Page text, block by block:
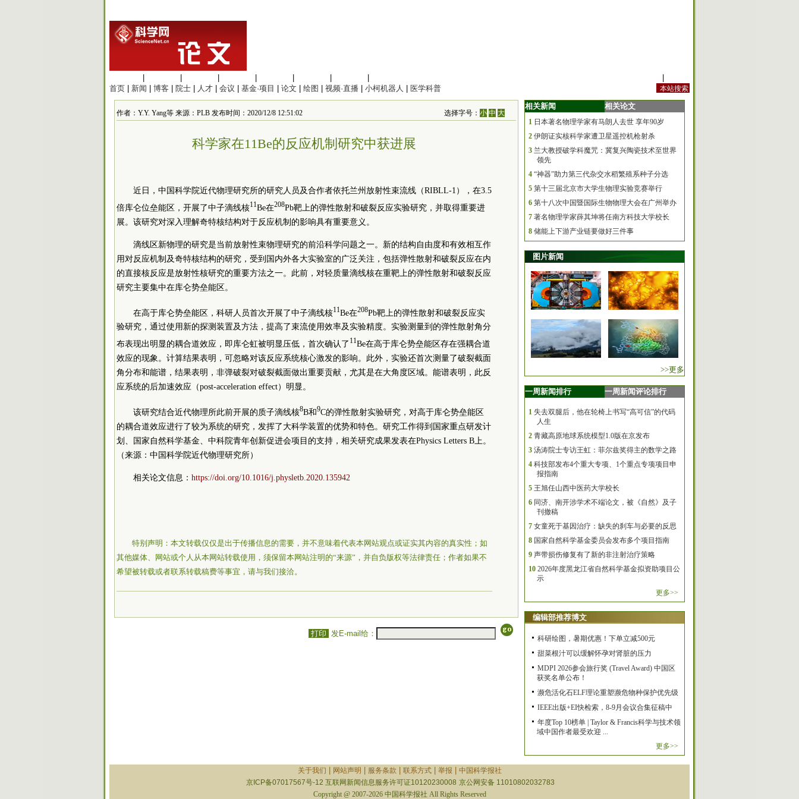
首页
新闻 博客 院士 人才 会议 基金·项目 论文 绘图 视频·直播 小柯机器人 医学科普
作者：Y.Y. Yang等 来源：PLB 发布时间：2020/12/8 12:51:02 选择字号：小 中 大
科学家在11Be的反应机制研究中获进展
近日，中国 科学院近代物理研究所的研究人员及合作者依托兰州放射性束流线（RIBLL-1），在3.5
倍库仑位垒能区，开展了中子滴线核11Be在208Pb靶上的弹性散射和破裂反应实验研究，并取得重要进
展。该研究对深入理解奇特核结构对于反应机制的影响具有重要意义。
滴线区新物理的研究是当前放射性束物理研究的前沿科学问题之一。新的结构自由度和有效相互作
用对反应机制及奇特核结构的研究，受到国内外各大实验室的广泛关注，包括弹性散射和破裂反应在内
的直接核反应是放射性核研究的重要方法之一。此前，对轻质量滴线核在重靶上的弹性散射和破裂反应
研究主要集中在库仑势垒能区。
在高于库仑势垒能区，科研人员首次开展了中子滴线核11Be在208Pb靶上的弹性散射和破裂反应实
验研究，通过使用新的探测装置及方法，提高了束流使用效率及实验精度。实验测量到的弹性散射角分
布表现出明显的耦合道效应，即库仑虹被明显压低，首次确认了 11Be在高于库仑势垒能区存在强耦合道
效应的现象。计算结果表明，可忽略对该反应系统核心激发的影响。此外，实验还首次测量了破裂截面
角分布和能谱，结果表明，非弹破裂对破裂截面做出重要贡献，尤其是在大角度区域。能谱表明，此反
应系统的后加速效应（post-acceleration effect）明显。
该研究结合近代物理所此前开展的质子滴线核8B和9C的弹性散射实验研究，对高于库仑势垒能区
的耦合道效应进行了较为系统的研究，发挥了大科学装置的优势和特色。研究工作得到国家重点研发计
划、国家自然科学基金、 中科院青年创新促进会项目的支持，相关研究成果发表在Physics Letters B上。
（来源：中国科学院近代物理研究所）
相关论文信息： https://doi.org/10.1016/j.physletb.2020.135942
特别声明：本文转载仅仅是出于传播信息的需要，并不意味着代表本网站观点或证实其内容的真实性；如
其他媒体、网站或个人从本网站转载使用，须保留本网站注明的“来源”，并自负版权等法律责任；作者如果不
希望被转载或者联系转载稿费等事宜，请与我们接洽。
打印 发E-mail给：
相关新闻 相关论文
1 日本著名物理学家有马朗人去世 享年90岁
2 伊朗证实核科学家遭卫星遥控机枪射杀
3 兰大教授破学科魔咒：冀复兴陶瓷技术至世界
领先
4 “神器”助力第三代杂交水稻繁殖系种子分选
5 第十三届北京市大学生物理实验竞赛举行
6 第十八次中国暨国际生物物理大会在广州举办
7 著名物理学家薛其坤将任南方科技大学校长
8 储能上下游产业链要做好三件事
图片新闻
>>更多
一周新闻排行 一周新闻评论排行
1 失去双腿后，他在轮椅上书写“高可信”的代码
人生
2 青藏高原地球系统模型1.0版在京发布
3 汤涛院士专访王虹：菲尔兹奖得主的数学之路
4 科技部发布4个重大专项、1个重点专项项目申
报指南
5 王旭任山西中医药大学校长
6 同济、南开涉学术不端论文，被《自然》及子
刊撤稿
7 女童死于基因治疗：缺失的刹车与必要的反思
8 国家自然科学基金委员会发布多个项目指南
9 声带损伤修复有了新的非注射治疗策略
10 2026年度黑龙江省自然科学基金拟资助项目公
示
更多>>
编辑部推荐博文
科研绘图，暑期优惠！下单立减500元
甜菜根汁可以缓解怀孕对肾脏的压力
MDPI 2026参会旅行奖 (Travel Award) 中国区
获奖名单公布！
濒危活化石ELF理论重塑濒危物种保护优先级
IEEE出版+EI快检索，8-9月会议合集征稿中
年度Top 10榜单 | Taylor & Francis科学与技术领
域中国作者最受欢迎 ...
更多>>
关于我们 网站声明 服务条款 联系方式| 举报
中国科学报社
京ICP备07017567号-12 互联网新闻信息服务许可证10120230008 京公网安备 11010802032783
Copyright @ 2007-2026 中国科学报社 All Rights Reserved